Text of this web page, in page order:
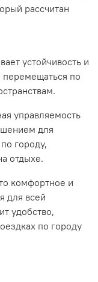
рассчитан
устойчивость и
перемещаться по
управляемость
для
городу,
отдыхе.
комфортное и
для всей
удобство,
по городу